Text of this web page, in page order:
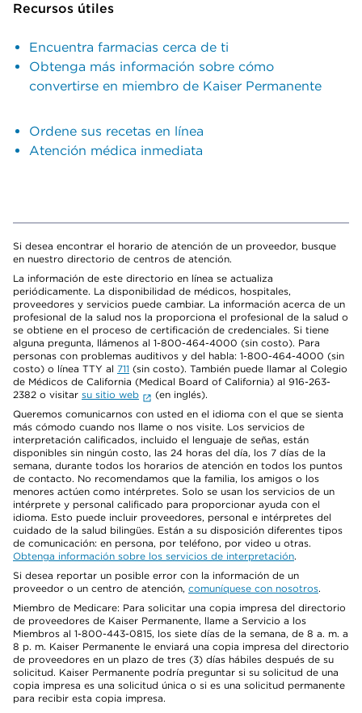
Recursos útiles
Encuentra farmacias cerca de ti
Obtenga más información sobre cómo
convertirse en miembro de Kaiser Permanente
Ordene sus recetas en línea
Atención médica inmediata
Si desea encontrar el horario de atención de un proveedor, busque
en nuestro directorio de centros de atención.
La información de este directorio en línea se actualiza
periódicamente. La disponibilidad de médicos, hospitales,
proveedores y servicios puede cambiar. La información acerca de un
profesional de la salud nos la proporciona el profesional de la salud o
se obtiene en el proceso de certificación de credenciales. Si tiene
alguna pregunta, llámenos al 1-800-464-4000 (sin costo). Para
personas con problemas auditivos y del habla: 1-800-464-4000 (sin
costo) o línea TTY al 711 (sin costo). También puede llamar al Colegio
de Médicos de California (Medical Board of California) al 916-263-
2382 o visitar su sitio web
(en inglés).
Queremos comunicarnos con usted en el idioma con el que se sienta
más cómodo cuando nos llame o nos visite. Los servicios de
interpretación calificados, incluido el lenguaje de señas, están
disponibles sin ningún costo, las 24 horas del día, los 7 días de la
semana, durante todos los horarios de atención en todos los puntos
de contacto. No recomendamos que la familia, los amigos o los
menores actúen como intérpretes. Solo se usan los servicios de un
intérprete y personal calificado para proporcionar ayuda con el
idioma. Esto puede incluir proveedores, personal e intérpretes del
cuidado de la salud bilingües. Están a su disposición diferentes tipos
de comunicación: en persona, por teléfono, por video u otras.
Obtenga información sobre los servicios de interpretación.
Si desea reportar un posible error con la información de un
proveedor o un centro de atención, comuníquese con nosotros.
Miembro de Medicare: Para solicitar una copia impresa del directorio
de proveedores de Kaiser Permanente, llame a Servicio a los
Miembros al 1-800-443-0815, los siete días de la semana, de 8 a. m. a
8 p. m. Kaiser Permanente le enviará una copia impresa del directorio
de proveedores en un plazo de tres (3) días hábiles después de su
solicitud. Kaiser Permanente podría preguntar si su solicitud de una
copia impresa es una solicitud única o si es una solicitud permanente
para recibir esta copia impresa.